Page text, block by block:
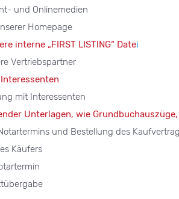
und Onlinemedien
Homepage
interne „FIRST LISTING“ Datei
Vertriebspartner
mit Interessenten
Unterlagen, wie
und Bestellung des
Käufers